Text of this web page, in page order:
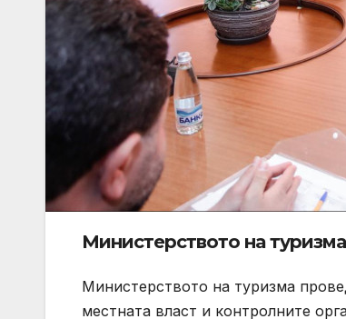
Министерството на
Министерството на туризма
местната власт и контролните